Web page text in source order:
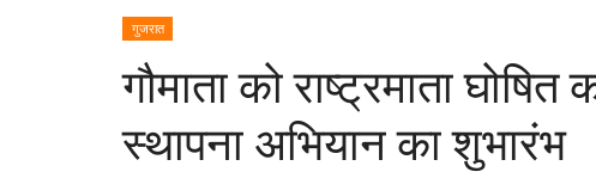
गुजरात
गौमाता को राष्ट्रमाता
स्थापना अभियान का शुभारंभ